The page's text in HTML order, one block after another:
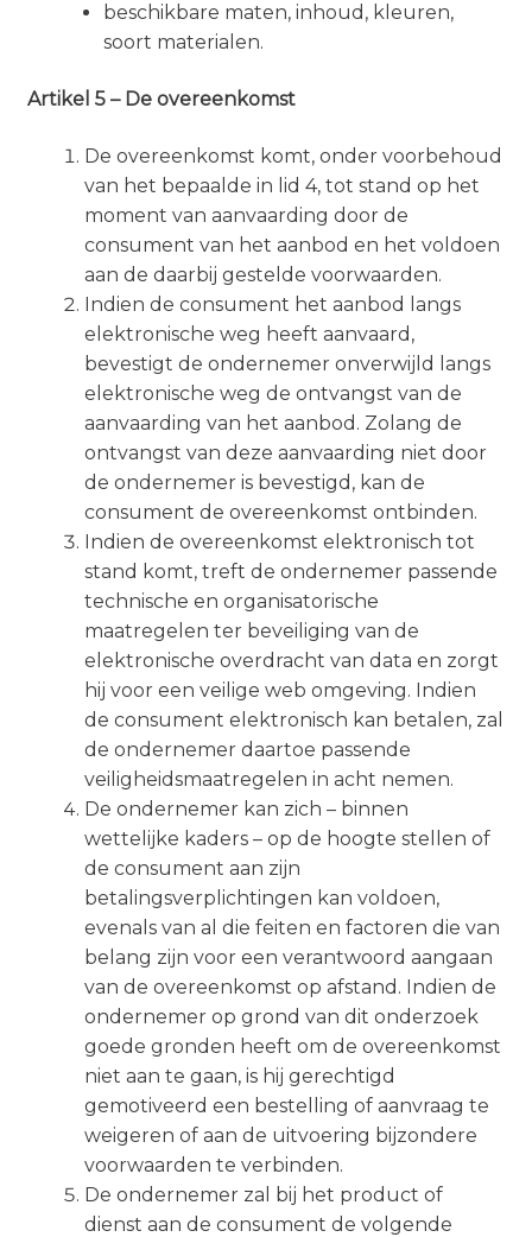
beschikbare maten, inhoud, kleuren,
soort materialen.
Artikel 5 – De overeenkomst
De overeenkomst komt, onder voorbehoud
van het bepaalde in lid 4, tot stand op het
moment van aanvaarding door de
consument van het aanbod en het voldoen
aan de daarbij gestelde voorwaarden.
Indien de consument het aanbod langs
elektronische weg heeft aanvaard,
bevestigt de ondernemer onverwijld langs
elektronische weg de ontvangst van de
aanvaarding van het aanbod. Zolang de
ontvangst van deze aanvaarding niet door
de ondernemer is bevestigd, kan de
consument de overeenkomst ontbinden.
Indien de overeenkomst elektronisch tot
stand komt, treft de ondernemer passende
technische en organisatorische
maatregelen ter beveiliging van de
elektronische overdracht van data en zorgt
hij voor een veilige web omgeving. Indien
de consument elektronisch kan betalen, zal
de ondernemer daartoe passende
veiligheidsmaatregelen in acht nemen.
De ondernemer kan zich – binnen
wettelijke kaders – op de hoogte stellen of
de consument aan zijn
betalingsverplichtingen kan voldoen,
evenals van al die feiten en factoren die van
belang zijn voor een verantwoord aangaan
van de overeenkomst op afstand. Indien de
ondernemer op grond van dit onderzoek
goede gronden heeft om de overeenkomst
niet aan te gaan, is hij gerechtigd
gemotiveerd een bestelling of aanvraag te
weigeren of aan de uitvoering bijzondere
voorwaarden te verbinden.
De ondernemer zal bij het product of
dienst aan de consument de volgende